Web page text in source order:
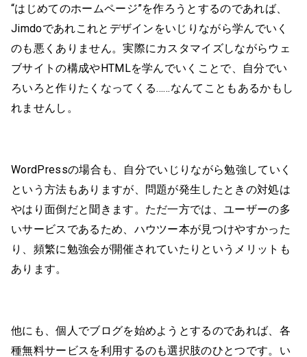
“はじめてのホームページ”を作ろうとするのであれば、
Jimdoであれこれとデザインをいじりながら学んでいく
のも悪くありません。実際にカスタマイズしながらウェ
ブサイトの構成やHTMLを学んでいくことで、自分でい
ろいろと作りたくなってくる……なんてこともあるかもし
れませんし。
WordPressの場合も、自分でいじりながら勉強していく
という方法もありますが、問題が発生したときの対処は
やはり面倒だと聞きます。ただ一方では、ユーザーの多
いサービスであるため、ハウツー本が見つけやすかった
り、頻繁に勉強会が開催されていたりというメリットも
あります。
他にも、個人でブログを始めようとするのであれば、各
種無料サービスを利用するのも選択肢のひとつです。い